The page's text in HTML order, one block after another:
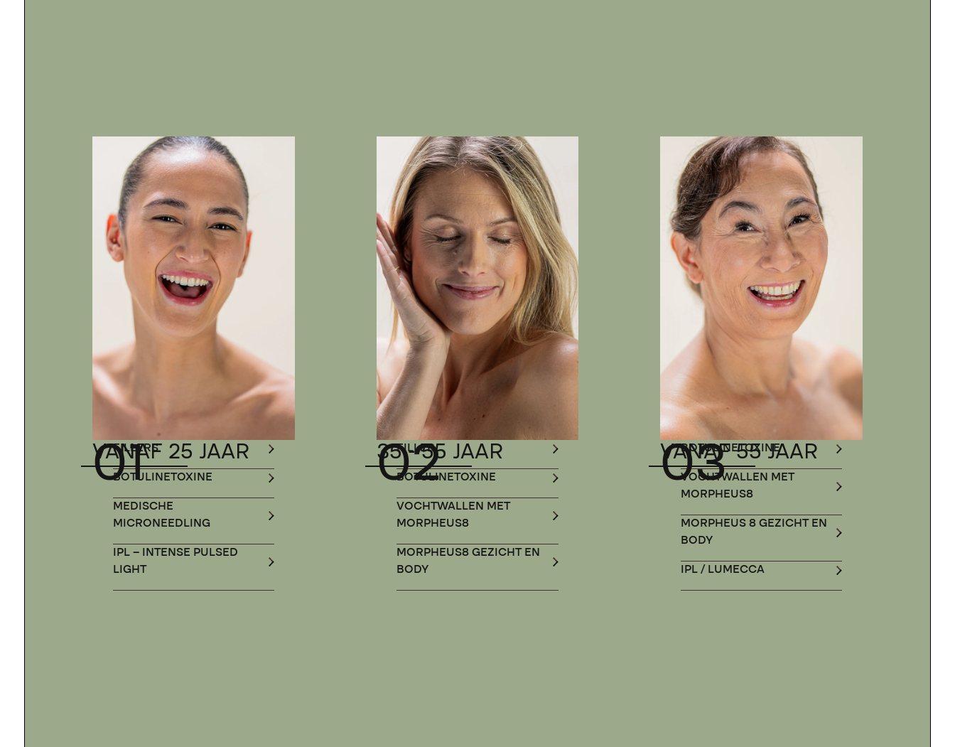
01
VANAF 25 JAAR
FILLERS
BOTULINETOXINE
MEDISCHE
MICRONEEDLING
IPL – INTENSE PULSED
LIGHT
02
35 - 55 JAAR
FILLER
BOTULINETOXINE
VOCHTWALLEN MET
MORPHEUS8
MORPHEUS8 GEZICHT EN
BODY
03
VANAF 55 JAAR
BOTULINETOXINE
VOCHTWALLEN MET
MORPHEUS8
MORPHEUS 8 GEZICHT EN
BODY
IPL / LUMECCA